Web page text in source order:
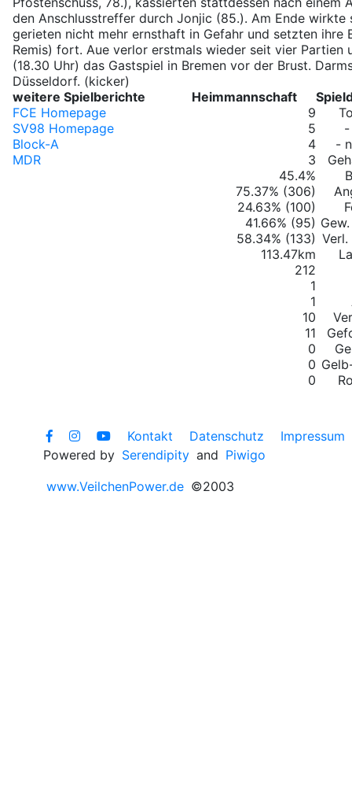
den Anschlusstreffer durch Jonjic (85.). Am Ende wirkte
gerieten nicht mehr ernsthaft in Gefahr und setzten ihre
Remis) fort. Aue verlor erstmals wieder seit vier Partien
(18.30 Uhr) das Gastspiel in Bremen vor der Brust.
Düsseldorf. (kicker)
weitere Spielberichte
Heimmannschaft
FCE Homepage
9
SV98 Homepage
5
-
Block-A
4
-
MDR
3
45.4%
75.37% (306)
24.63% (100)
41.66% (95)
58.34% (133)
113.47km
212
1
1
10
11
0
0
0
Kontakt Datenschutz
Impressum
Powered by Serendipity and Piwigo
www.VeilchenPower.de ©2003